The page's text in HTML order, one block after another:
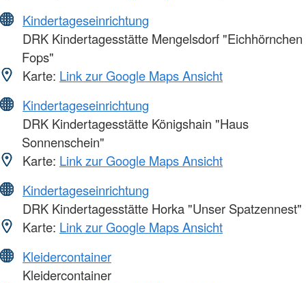
Kindertageseinrichtung
DRK Kindertagesstätte Mengelsdorf "Eichhörnchen
Fops"
Karte: Link zur Google Maps Ansicht
Kindertageseinrichtung
DRK Kindertagesstätte Königshain "Haus
Sonnenschein"
Karte: Link zur Google Maps Ansicht
Kindertageseinrichtung
DRK Kindertagesstätte Horka "Unser Spatzennest"
Karte: Link zur Google Maps Ansicht
Kleidercontainer
Kleidercontainer